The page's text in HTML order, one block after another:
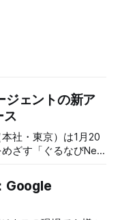
ジェントの新ア
ス
社・東京）は1月20
ざす「ぐるなびNext
飲食店探索アプリ
開した。
Google